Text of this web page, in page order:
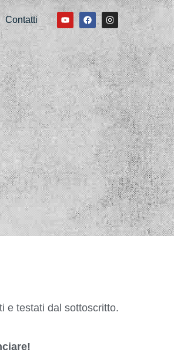
Contatti
e testati dal sottoscritto.